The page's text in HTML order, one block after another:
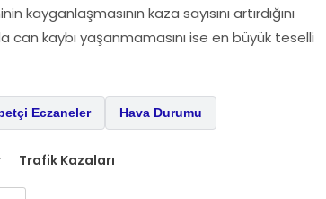
kayganlaşmasının kaza sayısını artırdığını
kaybı yaşanmamasını ise en büyük teselli
Eczaneler Hava Durumu
Trafik Kazaları